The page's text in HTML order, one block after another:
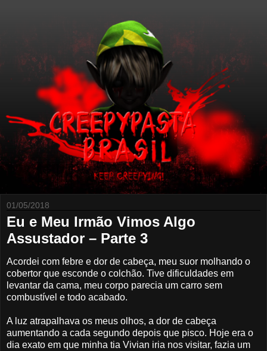
01/05/2018
Eu e Meu Irmão Vimos Algo
Assustador – Parte 3
Acordei com febre e dor de cabeça, meu suor molhando o
cobertor que esconde o colchão. Tive dificuldades em
levantar da cama, meu corpo parecia um carro sem
combustível e todo acabado.
A luz atrapalhava os meus olhos, a dor de cabeça
aumentando a cada segundo depois que pisco. Hoje era o
dia exato em que minha tia Vivian iria nos visitar, fazia um